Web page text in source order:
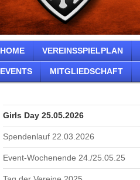
HOME VEREINSSPIELPLAN
EVENTS MITGLIEDSCHAFT
Girls Day 25.05.2026
Spendenlauf 22.03.2026
Event-Wochenende 24./25.05.25